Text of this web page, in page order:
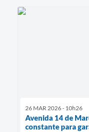
26 MAR 2026 - 10h26
Avenida 14 de
constante para